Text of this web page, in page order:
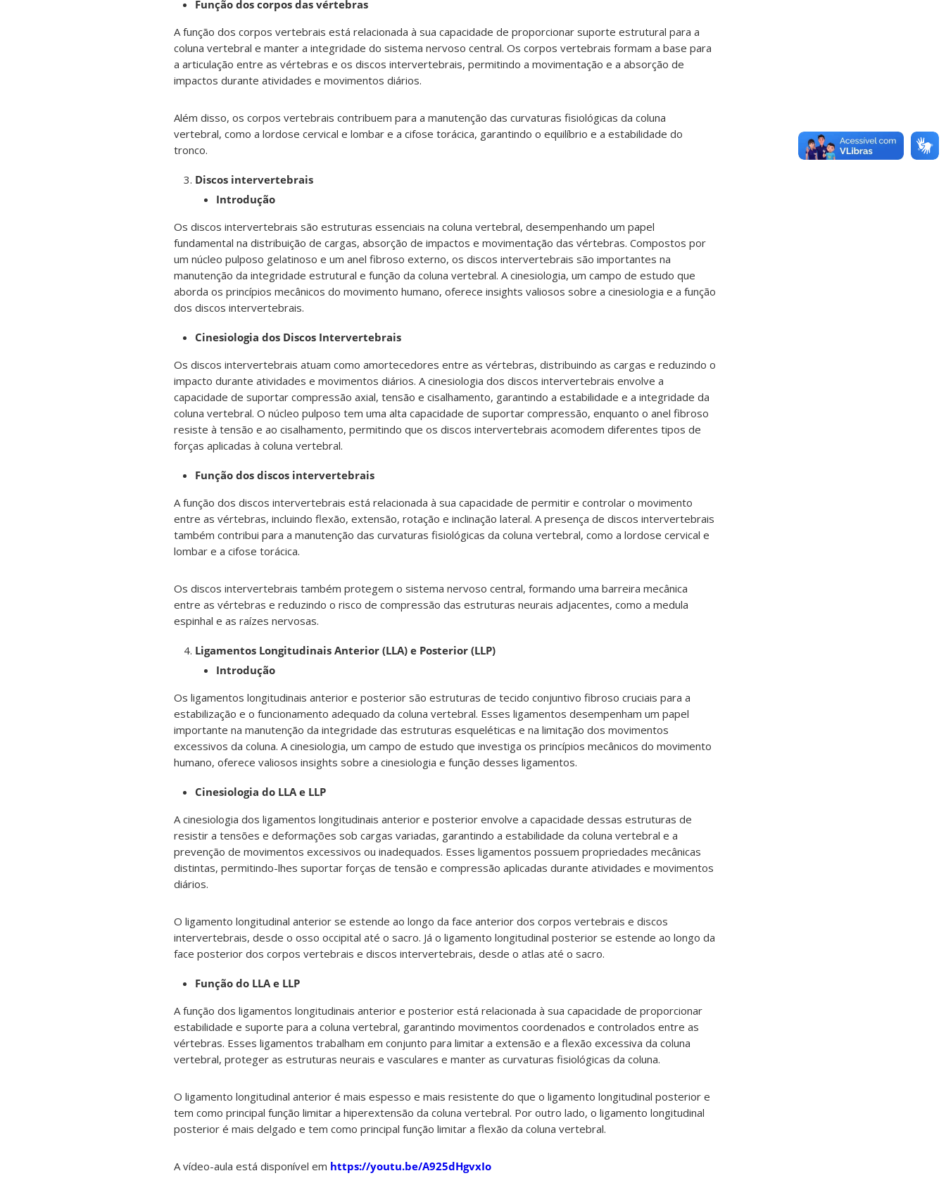
Função dos corpos das vértebras
A função dos corpos vertebrais está relacionada à sua capacidade de proporcionar suporte estrutural para a
coluna vertebral e manter a integridade do sistema nervoso central. Os corpos vertebrais formam a base para
a articulação entre as vértebras e os discos intervertebrais, permitindo a movimentação e a absorção de
impactos durante atividades e movimentos diários.
Além disso, os corpos vertebrais contribuem para a manutenção das curvaturas fisiológicas da coluna
vertebral, como a lordose cervical e lombar e a cifose torácica, garantindo o equilíbrio e a estabilidade do
tronco.
Discos intervertebrais
Introdução
Os discos intervertebrais são estruturas essenciais na coluna vertebral, desempenhando um papel
fundamental na distribuição de cargas, absorção de impactos e movimentação das vértebras. Compostos por
um núcleo pulposo gelatinoso e um anel fibroso externo, os discos intervertebrais são importantes na
manutenção da integridade estrutural e função da coluna vertebral. A cinesiologia, um campo de estudo que
aborda os princípios mecânicos do movimento humano, oferece insights valiosos sobre a cinesiologia e a função
dos discos intervertebrais.
Cinesiologia dos Discos Intervertebrais
Os discos intervertebrais atuam como amortecedores entre as vértebras, distribuindo as cargas e reduzindo o
impacto durante atividades e movimentos diários. A cinesiologia dos discos intervertebrais envolve a
capacidade de suportar compressão axial, tensão e cisalhamento, garantindo a estabilidade e a integridade da
coluna vertebral. O núcleo pulposo tem uma alta capacidade de suportar compressão, enquanto o anel fibroso
resiste à tensão e ao cisalhamento, permitindo que os discos intervertebrais acomodem diferentes tipos de
forças aplicadas à coluna vertebral.
Função dos discos intervertebrais
A função dos discos intervertebrais está relacionada à sua capacidade de permitir e controlar o movimento
entre as vértebras, incluindo flexão, extensão, rotação e inclinação lateral. A presença de discos intervertebrais
também contribui para a manutenção das curvaturas fisiológicas da coluna vertebral, como a lordose cervical e
lombar e a cifose torácica.
Os discos intervertebrais também protegem o sistema nervoso central, formando uma barreira mecânica
entre as vértebras e reduzindo o risco de compressão das estruturas neurais adjacentes, como a medula
espinhal e as raízes nervosas.
Ligamentos Longitudinais Anterior (LLA) e Posterior (LLP)
Introdução
Os ligamentos longitudinais anterior e posterior são estruturas de tecido conjuntivo fibroso cruciais para a
estabilização e o funcionamento adequado da coluna vertebral. Esses ligamentos desempenham um papel
importante na manutenção da integridade das estruturas esqueléticas e na limitação dos movimentos
excessivos da coluna. A cinesiologia, um campo de estudo que investiga os princípios mecânicos do movimento
humano, oferece valiosos insights sobre a cinesiologia e função desses ligamentos.
Cinesiologia do LLA e LLP
A cinesiologia dos ligamentos longitudinais anterior e posterior envolve a capacidade dessas estruturas de
resistir a tensões e deformações sob cargas variadas, garantindo a estabilidade da coluna vertebral e a
prevenção de movimentos excessivos ou inadequados. Esses ligamentos possuem propriedades mecânicas
distintas, permitindo-lhes suportar forças de tensão e compressão aplicadas durante atividades e movimentos
diários.
O ligamento longitudinal anterior se estende ao longo da face anterior dos corpos vertebrais e discos
intervertebrais, desde o osso occipital até o sacro. Já o ligamento longitudinal posterior se estende ao longo da
face posterior dos corpos vertebrais e discos intervertebrais, desde o atlas até o sacro.
Função do LLA e LLP
A função dos ligamentos longitudinais anterior e posterior está relacionada à sua capacidade de proporcionar
estabilidade e suporte para a coluna vertebral, garantindo movimentos coordenados e controlados entre as
vértebras. Esses ligamentos trabalham em conjunto para limitar a extensão e a flexão excessiva da coluna
vertebral, proteger as estruturas neurais e vasculares e manter as curvaturas fisiológicas da coluna.
O ligamento longitudinal anterior é mais espesso e mais resistente do que o ligamento longitudinal posterior e
tem como principal função limitar a hiperextensão da coluna vertebral. Por outro lado, o ligamento longitudinal
posterior é mais delgado e tem como principal função limitar a flexão da coluna vertebral.
A vídeo-aula está disponível em https://youtu.be/A925dHgvxIo